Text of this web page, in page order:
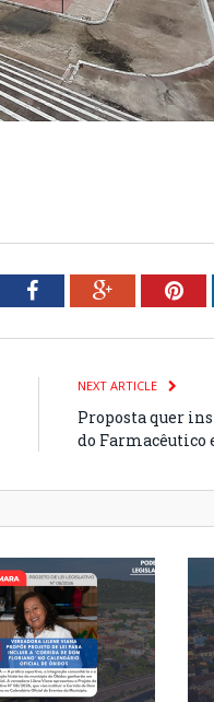
FacebookGoogle+
NEXT ARTICLE
Proposta quer
do Farmacêutico